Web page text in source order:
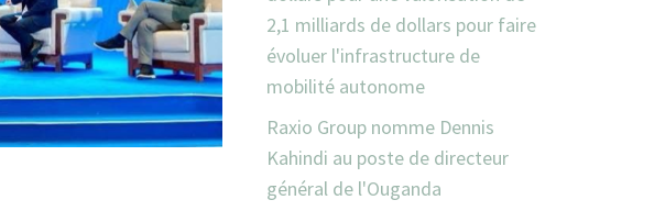
2,1 milliards de dollars pour faire
évoluer l'infrastructure de
mobilité autonome
Raxio Group nomme Dennis
Kahindi au poste de directeur
général de l'Ouganda